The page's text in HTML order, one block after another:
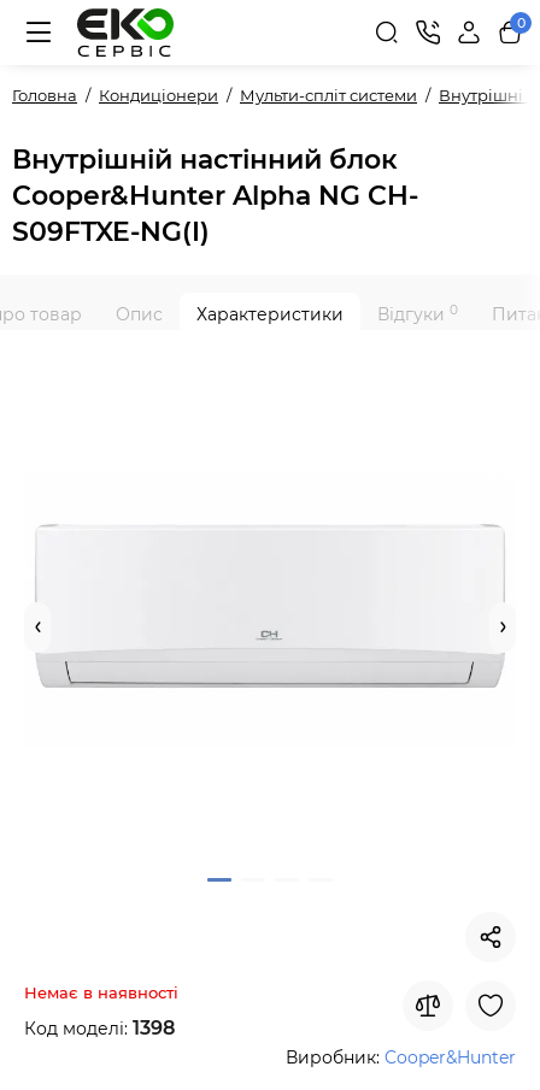
0
Головна Кондиціонери Мульти-спліт системи Внутрішні
Внутрішній настінний блок
Cooper&Hunter Alpha NG CH-
S09FTXE-NG(I)
товар Опис Характеристики Відгуки 0
Немає в наявності
Код моделі: 1398
Виробник: Cooper&Hunter